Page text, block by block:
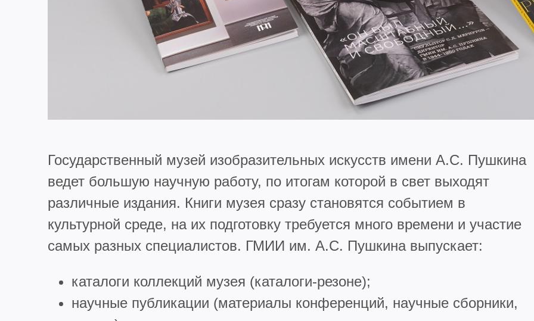
Государственный музей изобразительных искусств имени А.С. Пушкина
ведет большую научную работу, по итогам которой в свет выходят
различные издания. Книги музея сразу становятся событием в
культурной среде, на их подготовку требуется много времени и участие
самых разных специалистов. ГМИИ им. А.С. Пушкина выпускает:
каталоги коллекций музея (каталоги-резоне);
научные публикации (материалы конференций, научные сборники,